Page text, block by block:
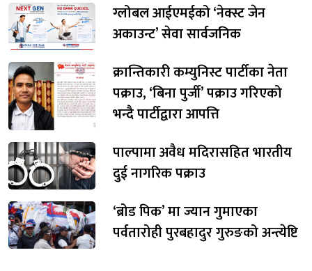
ग्लोबल आईएमईको ‘नेक्स्ट जेन
अकाउन्ट’ सेवा सार्वजनिक
क्रान्तिकारी कम्युनिस्ट पार्टीका नेता
पक्राउ, ‘बिना पुर्जी’ पक्राउ गरिएको
भन्दै पार्टीद्वारा आपत्ति
पाल्पामा अवैध मदिरासहित भारतीय
दुई नागरिक पक्राउ
‘ब्रोड पिक’ मा ज्यान गुमाएका
पर्वतारोही पुरबहादुर गुरुङको अन्त्येष्टि